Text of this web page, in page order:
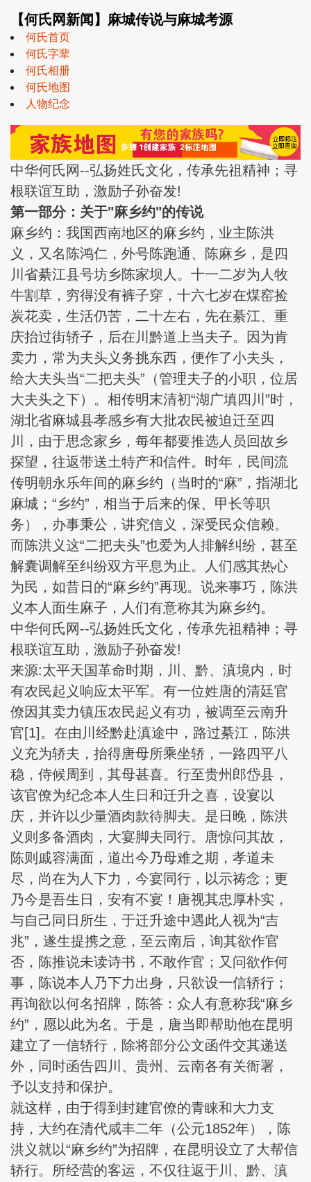
【何氏网新闻】麻城传说与麻城考源
何氏首页
何氏字辈
何氏相册
何氏地图
人物纪念
中华何氏网--弘扬姓氏文化，传承先祖精神；寻
根联谊互助，激励子孙奋发!
第一部分：关于"麻乡约"的传说
麻乡约：我国西南地区的麻乡约，业主陈洪
义，又名陈鸿仁，外号陈跑通、陈麻乡，是四
川省綦江县号坊乡陈家坝人。十一二岁为人牧
牛割草，穷得没有裤子穿，十六七岁在煤窑捡
炭花卖，生活仍苦，二十左右，先在綦江、重
庆抬过街轿子，后在川黔道上当夫子。因为肯
卖力，常为夫头义务挑东西，便作了小夫头，
给大夫头当“二把夫头”（管理夫子的小职，位居
大夫头之下）。相传明末清初“湖广填四川”时，
湖北省麻城县孝感乡有大批农民被迫迁至四
川，由于思念家乡，每年都要推选人员回故乡
探望，往返带送土特产和信件。时年，民间流
传明朝永乐年间的麻乡约（当时的“麻”，指湖北
麻城；“乡约”，相当于后来的保、甲长等职
务），办事秉公，讲究信义，深受民众信赖。
而陈洪义这“二把夫头”也爱为人排解纠纷，甚至
解囊调解至纠纷双方平息为止。人们感其热心
为民，如昔日的“麻乡约”再现。说来事巧，陈洪
义本人面生麻子，人们有意称其为麻乡约。
中华何氏网--弘扬姓氏文化，传承先祖精神；寻
根联谊互助，激励子孙奋发!
来源:太平天国革命时期，川、黔、滇境内，时
有农民起义响应太平军。有一位姓唐的清廷官
僚因其卖力镇压农民起义有功，被调至云南升
官[1]。在由川经黔赴滇途中，路过綦江，陈洪
义充为轿夫，抬得唐母所乘坐轿，一路四平八
稳，侍候周到，其母甚喜。行至贵州郎岱县，
该官僚为纪念本人生日和迁升之喜，设宴以
庆，并许以少量酒肉款待脚夫。是日晚，陈洪
义则多备酒肉，大宴脚夫同行。唐惊问其故，
陈则戚容满面，道出今乃母难之期，孝道未
尽，尚在为人下力，今宴同行，以示祷念；更
乃今是吾生日，安有不宴！唐视其忠厚朴实，
与自己同日所生，于迁升途中遇此人视为“吉
兆”，遂生提携之意，至云南后，询其欲作官
否，陈推说未读诗书，不敢作官；又问欲作何
事，陈说本人乃下力出身，只欲设一信轿行；
再询欲以何名招牌，陈答：众人有意称我“麻乡
约”，愿以此为名。于是，唐当即帮助他在昆明
建立了一信轿行，除将部分公文函件交其递送
外，同时函告四川、贵州、云南各有关衙署，
予以支持和保护。
就这样，由于得到封建官僚的青睐和大力支
持，大约在清代咸丰二年（公元1852年），陈
洪义就以“麻乡约”为招牌，在昆明设立了大帮信
轿行。所经营的客运，不仅往返于川、黔、滇